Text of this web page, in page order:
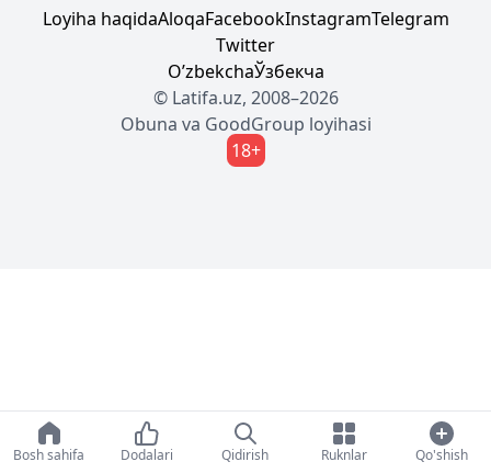
Loyiha haqidaAloqaFacebookInstagramTelegram
Twitter
OʼzbekchaЎзбекча
© Latifa.uz, 2008–2026
Obuna va GoodGroup loyihasi
18+
Bosh sahifa Dodalari Qidirish Ruknlar Qo'shish